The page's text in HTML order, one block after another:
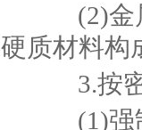
(2)金属
硬质材料构
3.按密
(1)强制